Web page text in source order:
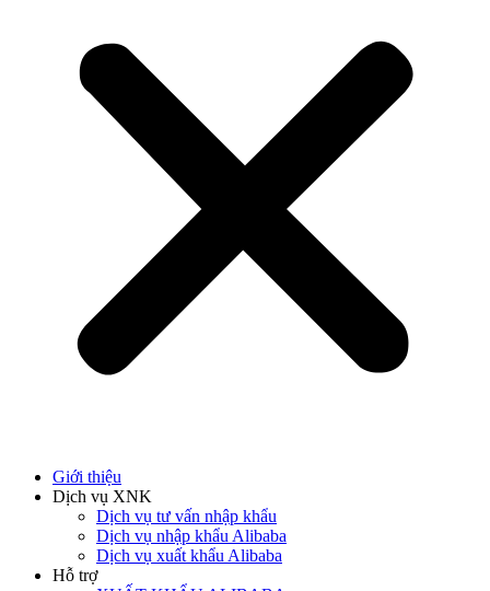
Giới thiệu
Dịch vụ XNK
Dịch vụ tư vấn nhập khẩu
Dịch vụ nhập khẩu Alibaba
Dịch vụ xuất khẩu Alibaba
Hỗ trợ